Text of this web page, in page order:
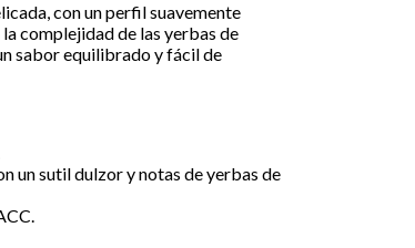
con un perfil suavemente
complejidad de las yerbas de
sabor equilibrado y fácil de
un sutil dulzor y notas de yerbas de